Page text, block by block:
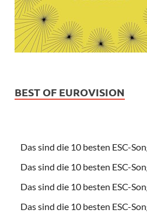
BEST OF EUROVISION
Das sind die 10 besten ESC-
Das sind die 10 besten ESC-
Das sind die 10 besten ESC-
Das sind die 10 besten ESC-